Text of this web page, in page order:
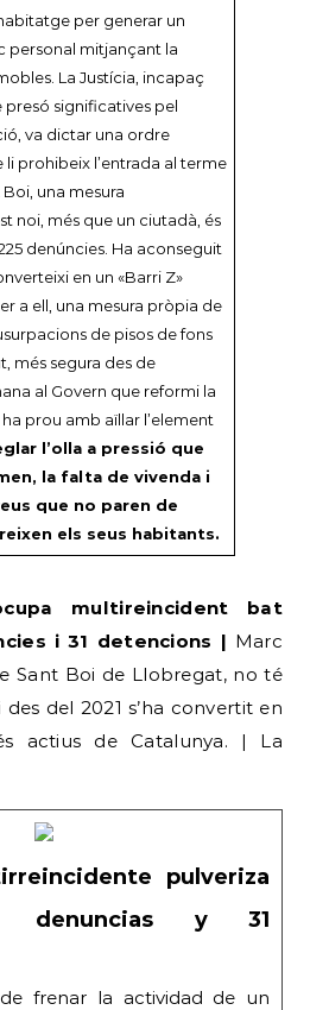
per generar un
personal mitjançant la
La Justícia, incapaç
presó significatives pel
va dictar una ordre
li prohibeix l’entrada al terme
una mesura
noi, més que un ciutadà, és
denúncies. Ha aconseguit
en un «Barri Z»
a ell, una mesura pròpia de
de pisos de fons
més segura des de
al Govern que reformi la
ha prou amb aïllar l’element
l’olla a pressió que
la falta de vivenda i
que no paren de
els seus habitants.
multireincident bat
i 31 detencions | Marc
Sant Boi de Llobregat, no té
del 2021 s’ha convertit en
actius de Catalunya. | La
pulveriza
denuncias y 31
frenar la actividad de un